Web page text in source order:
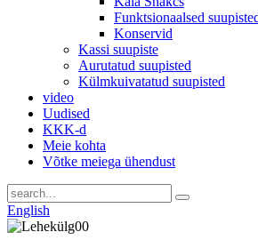
Funktsionaalsed
Konservid
Kassi suupiste
Aurutatud suupisted
Külmkuivatatud suupisted
video
Uudised
KKK-d
Meie kohta
Võtke meiega ühendust
English